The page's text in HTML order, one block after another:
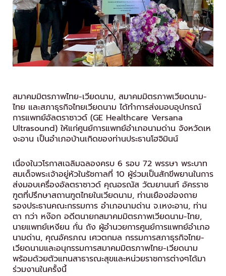
สมาคมมิตรภาพไทย-เวียดนาม, สมาคมมิตรภาพเวียดนาม-
ไทย และสภาธุรกิจไทยเวียดนาม ได้ทำการส่งมอบอุปกรณ์
การแพทย์อัลตราซาวด์ (GE Healthcare Versana
Ultrasound) ให้แก่ศูนย์การแพทย์อำเภอนามด่าน จังหวัดเห
งะอาน เป็นอำเภอบ้านเกิดของท่านประธานโฮจิมินน์
เนื่องในวโรกาสเฉลิมฉลองครบ 6 รอบ 72 พรรษา พระบาท
สมเด็จพระเจ้าอยู่หัวในรัชกาลที่ 10 ผู้ร่วมเป็นสักขีพยานในการ
ส่งมอบเครื่องอัลตราซาวด์ คุณอรณัส วัฒยานนท์ อัครราช
ฑูตที่ปรึกษาสถานฑูตไทยในเวียดนาม, ท่านเยืองฮ่องถาย
รองประธานคณะกรรมการ อำเภอนามด่าน จ.เหงะอาน, ท่าน
ตา กว่า หง๊อก อดีตนายกสมาคมมิตรภาพเวียดนาม-ไทย,
นายแพทย์เหงียน กั่น ถัง ผู้อำนวยการศูนย์การแพทย์อำเภอ
นามด่าน, คุณอัครภณ เศวตกมล กรรมการสภาธุรกิจไทย-
เวียดนามและอนุกรรมการสมาคมมิตรภาพไทย-เวียดนาม
พร้อมด้วยตัวแทนสาธารณะสุขและหน่วยราชการต่างๆได้มา
ร่วมงานในครั้งนี้